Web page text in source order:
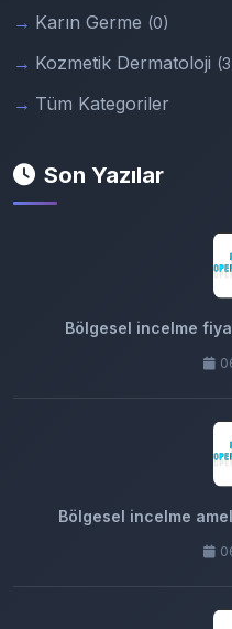
Karın Germe (0)
Kozmetik Dermatoloji
Tüm Kategoriler
Son Yazılar
Bölgesel incelme
Bölgesel incelme